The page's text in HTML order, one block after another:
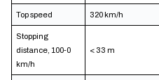
Top speed 320 km/h
Stopping
distance, 100-0
km/h
< 33 m